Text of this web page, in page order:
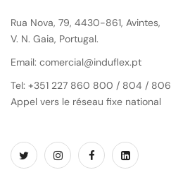
Rua Nova, 79, 4430-861, Avintes,
V. N. Gaia, Portugal.
Email: comercial@induflex.pt
Tel: +351 227 860 800 / 804 / 806
Appel vers le réseau fixe national